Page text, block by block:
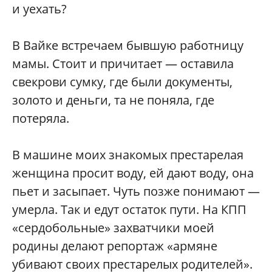
и уехать?
В Вайке встречаем бывшую работницу
мамы. Стоит и причитает — оставила
свекрови сумку, где были документы,
золото и деньги, та не поняла, где
потеряла.
В машине моих знакомых престарелая
женщина просит воду, ей дают воду, она
пьет и засыпает. Чуть позже понимают —
­умерла. Так и едут остаток пути. На КПП
«сердобольные» захватчики моей
родины делают репортаж «армяне
убивают своих престарелых родителей».